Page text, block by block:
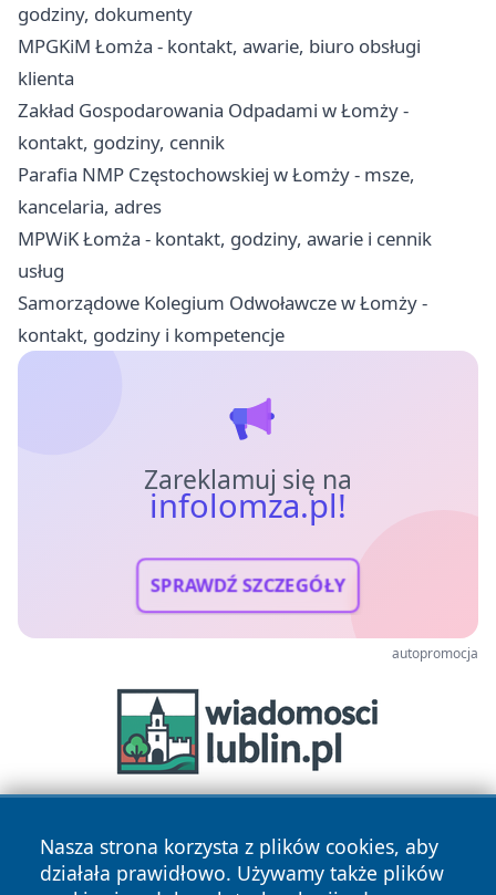
godziny, dokumenty
MPGKiM Łomża - kontakt, awarie, biuro obsługi
klienta
Zakład Gospodarowania Odpadami w Łomży -
kontakt, godziny, cennik
Parafia NMP Częstochowskiej w Łomży - msze,
kancelaria, adres
MPWiK Łomża - kontakt, godziny, awarie i cennik
usług
Samorządowe Kolegium Odwoławcze w Łomży -
kontakt, godziny i kompetencje
Zareklamuj się na
infolomza.pl!
SPRAWDŹ SZCZEGÓŁY
autopromocja
Nasza strona korzysta z plików cookies, aby
działała prawidłowo. Używamy także plików